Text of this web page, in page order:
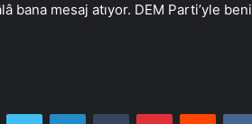
bana mesaj atıyor. DEM Parti’yle
Twitter LinkedInTumblr PinterestReddit